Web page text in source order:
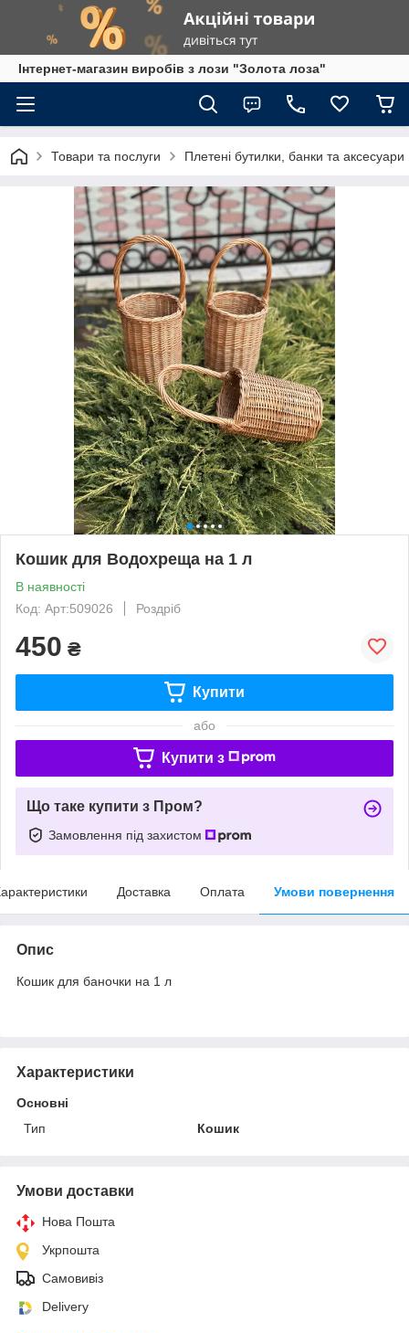
Інтернет-магазин виробів з лози "Золота лоза"
Товари та послуги Плетені бутилки, банки та аксесуари
Кошик для Водохреща на 1 л
В наявності
Код: Арт:509026
Роздріб
450 ₴
Купити
або
Купити з
Що таке купити з Пром?
Замовлення під захистом
Доставка Оплата Умови повернення
Опис
Кошик для баночки на 1 л
Характеристики
Основні
Тип
Кошик
Умови доставки
Нова Пошта
Укрпошта
Самовивіз
Delivery